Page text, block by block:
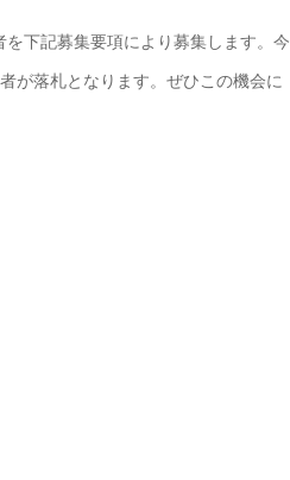
下記募集要項により募集します。今
が落札となります。ぜひこの機会に